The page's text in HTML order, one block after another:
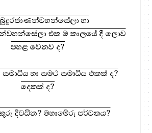
බුදුරජාණන්වහන්සේලා හා
එක ම කාලයේ දී ලොව
පහළ වෙනව ද?
සමාධිය හා සමථ සමාධිය එකක් ද?
දෙකක් ද?
දිවයින? මහාමේරු පර්වතය?